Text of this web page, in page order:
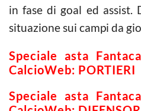
in fase di goal ed assist.
situazione sui campi da
Speciale asta
CalcioWeb: PORTIERI
Speciale asta